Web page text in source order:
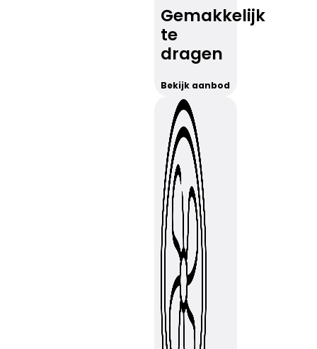
Gemakkelijk
te
dragen
Bekijk aanbod